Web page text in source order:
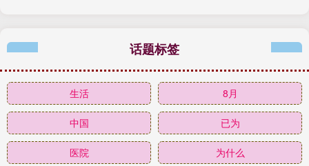
话题标签
生活 8月
中国 已为
医院 为什么